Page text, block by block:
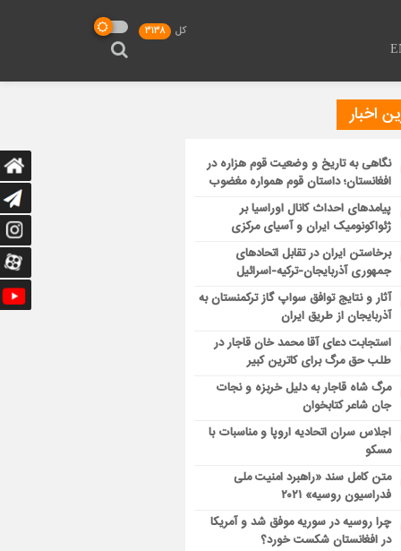
کل 3138
اخبار
نگاهی به تاریخ و وضعیت قوم هزاره در
افغانستان؛ داستان قوم همواره مغضوب
پیامدهای احداث کانال اوراسیا بر
ژئواکونومیک ایران و آسیای مرکزی
برخاستن ایران در تقابل اتحادهای
جمهوری آذربایجان-ترکیه-اسرائیل
آثار و نتایج توافق سواپ گاز ترکمنستان به
آذربایجان از طریق ایران
استجابت دعای آقا محمد خان قاجار در
طلب حق مرگ برای کاترین کبیر
مرگ شاه قاجار به دلیل خربزه و نجات
جان شاعر کتابخوان
اجلاس سران اتحادیه اروپا و مناسبات با
مسکو
متن کامل سند «راهبرد امنیت ملی
فدراسیون روسیه» ۲۰۲۱
چرا روسیه در سوریه موفق شد و آمریکا
در افغانستان شکست خورد؟